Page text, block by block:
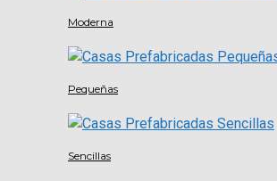
Moderna
Pequeñas
Sencillas